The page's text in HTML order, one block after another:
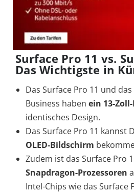
Surface Pro 11 vs.
Das Wichtigste in
Das Surface Pro 11 und
Business haben ein 13-
identisches Design.
Das Surface Pro 11 kannst
OLED-Bildschirm
Zudem ist das Surface Pro
Snapdragon-Prozessoren
Intel-Chips wie das Surface